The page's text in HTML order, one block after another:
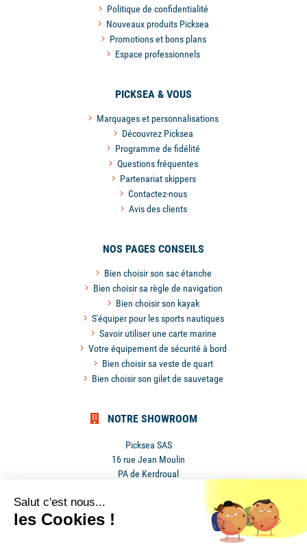
Politique de confidentialité
Nouveaux produits Picksea
Promotions et bons plans
Espace professionnels
PICKSEA & VOUS
Marquages et personnalisations
Découvrez Picksea
Programme de fidélité
Questions fréquentes
Partenariat skippers
Contactez-nous
Avis des clients
NOS PAGES CONSEILS
Bien choisir son sac étanche
Bien choisir sa règle de navigation
Bien choisir son kayak
S'équiper pour les sports nautiques
Savoir utiliser une carte marine
Votre équipement de sécurité à bord
Bien choisir sa veste de quart
Bien choisir son gilet de sauvetage
NOTRE SHOWROOM
Picksea SAS
16 rue Jean Moulin
PA de Kerdroual
Salut c'est nous...
les Cookies !